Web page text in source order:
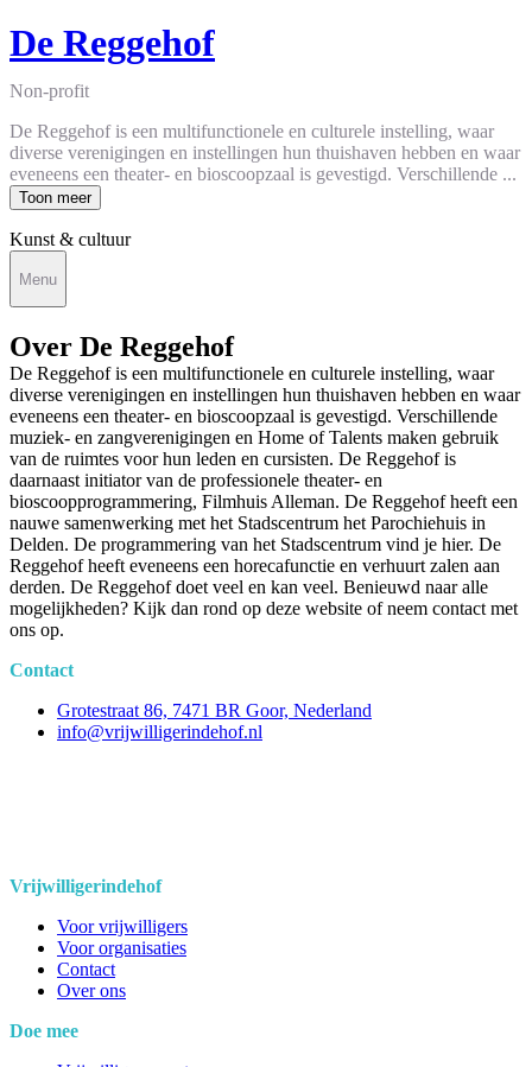
De Reggehof
Non-profit
De Reggehof is een multifunctionele en culturele instelling, waar
diverse verenigingen en instellingen hun thuishaven hebben en waar
eveneens een theater- en bioscoopzaal is gevestigd. Verschillende ...
Toon meer
Kunst & cultuur
Menu
Over De Reggehof
De Reggehof is een multifunctionele en culturele instelling, waar
diverse verenigingen en instellingen hun thuishaven hebben en waar
eveneens een theater- en bioscoopzaal is gevestigd. Verschillende
muziek- en zangverenigingen en Home of Talents maken gebruik
van de ruimtes voor hun leden en cursisten. De Reggehof is
daarnaast initiator van de professionele theater- en
bioscoopprogrammering, Filmhuis Alleman. De Reggehof heeft een
nauwe samenwerking met het Stadscentrum het Parochiehuis in
Delden. De programmering van het Stadscentrum vind je hier. De
Reggehof heeft eveneens een horecafunctie en verhuurt zalen aan
derden. De Reggehof doet veel en kan veel. Benieuwd naar alle
mogelijkheden? Kijk dan rond op deze website of neem contact met
ons op.
Contact
Grotestraat 86, 7471 BR Goor, Nederland
info@vrijwilligerindehof.nl
Vrijwilligerindehof
Voor vrijwilligers
Voor organisaties
Contact
Over ons
Doe mee